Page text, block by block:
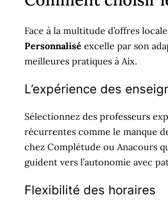
Face à la multitude d’offres
Personnalisé excelle par son
meilleures pratiques à Aix.
L’expérience des
Sélectionnez des professeurs
récurrentes comme le manque
chez Complétude ou Anacours
guident vers l’autonomie avec
Flexibilité des horaires